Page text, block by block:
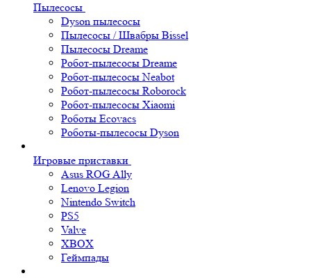
Пылесосы
Dyson пылесосы
Пылесосы / Швабры Bissel
Пылесосы Dreame
Робот-пылесосы Dreame
Робот-пылесосы Neabot
Робот-пылесосы Roborock
Робот-пылесосы Xiaomi
Роботы Ecovacs
Роботы-пылесосы Dyson
Игровые приставки
Asus ROG Ally
Lenovo Legion
Nintendo Switch
PS5
Valve
XBOX
Геймпады